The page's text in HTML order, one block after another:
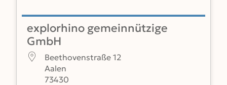
explorhino gemeinnützige
GmbH
Beethovenstraße 12
Aalen
73430